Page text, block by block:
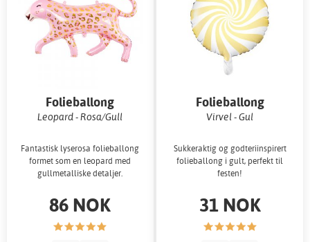
Folieballong
Leopard - Rosa/Gull
Fantastisk lyserosa folieballong
formet som en leopard med
gullmetalliske detaljer.
86 NOK
Folieballong
Virvel - Gul
Sukkeraktig og godteriinspirert
folieballong i gult, perfekt til
festen!
31 NOK